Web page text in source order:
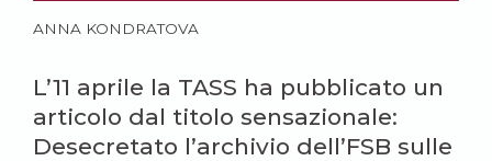
ANNA KONDRATOVA
L’11 aprile la TASS ha pubblicato un
articolo dal titolo sensazionale:
Desecretato l’archivio dell’FSB sulle